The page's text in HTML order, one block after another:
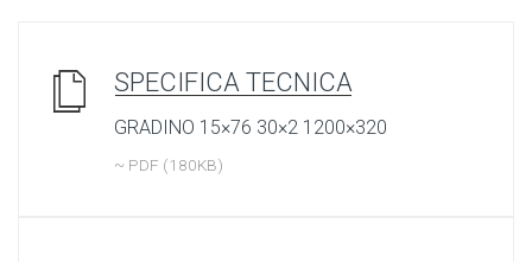
SPECIFICA TECNICA
GRADINO 15×76 30×2 1200×320
~ PDF (180KB)